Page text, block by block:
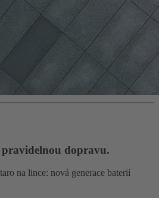
pravidelnou dopravu.
na lince: nová generace baterií